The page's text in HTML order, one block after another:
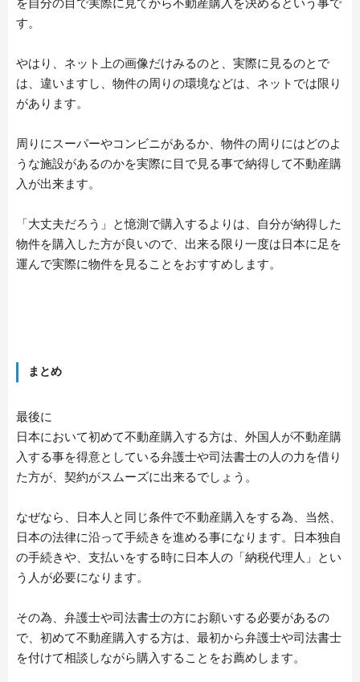
す。
やはり、ネット上の画像だけみるのと、実際に見るのとで
は、違いますし、物件の周りの環境などは、ネットでは限り
があります。
周りにスーパーやコンビニがあるか、物件の周りにはどのよ
うな施設があるのかを実際に目で見る事で納得して不動産購
入が出来ます。
「大丈夫だろう」と憶測で購入するよりは、自分が納得した
物件を購入した方が良いので、出来る限り一度は日本に足を
運んで実際に物件を見ることをおすすめします。
まとめ
最後に
日本において初めて不動産購入する方は、外国人が不動産購
入する事を得意としている弁護士や司法書士の人の力を借り
た方が、契約がスムーズに出来るでしょう。
なぜなら、日本人と同じ条件で不動産購入をする為、当然、
日本の法律に沿って手続きを進める事になります。日本独自
の手続きや、支払いをする時に日本人の「納税代理人」とい
う人が必要になります。
その為、弁護士や司法書士の方にお願いする必要があるの
で、初めて不動産購入する方は、最初から弁護士や司法書士
を付けて相談しながら購入することをお薦めします。
日本語
English
中文简体
ARTICLE LIST
LIVING
CONTACT